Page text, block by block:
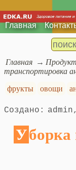
Главная
Главная
транспортировка
фрукты
овощи
admin
Уборка и транспортировка